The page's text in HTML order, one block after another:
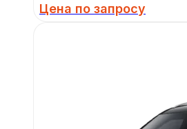
Цена по запросу